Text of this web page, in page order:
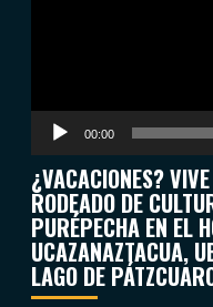
00:00
¿VACACIONES?
RODEADO DE
PURÉPECHA EN EL
UCAZANAZTACUA,
LAGO DE